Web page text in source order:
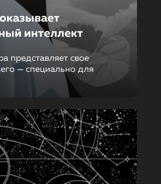
интеллект
представляет свое
— специально для